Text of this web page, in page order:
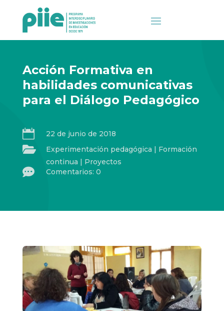
Acción Formativa en
habilidades comunicativas
para el Diálogo Pedagógico
 22 de junio de 2018
 Experimentación pedagógica | Formación
continua | Proyectos
 Comentarios: 0